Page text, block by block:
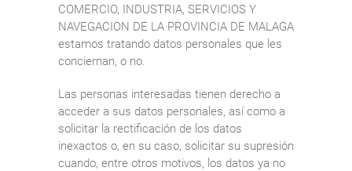
COMERCIO, INDUSTRIA, SERVICIOS Y
NAVEGACION DE LA PROVINCIA DE MALAGA
estamos tratando datos personales que les
conciernan, o no.
Las personas interesadas tienen derecho a
acceder a sus datos personales, así como a
solicitar la rectificación de los datos
inexactos o, en su caso, solicitar su supresión
cuando, entre otros motivos, los datos ya no